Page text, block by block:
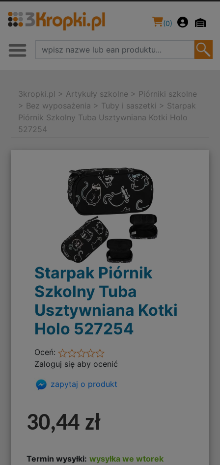
(0)
3kropki.pl > Artykuły szkolne > Piórniki szkolne
> Bez wyposażenia > Tuby i saszetki > Starpak
Piórnik Szkolny Tuba Usztywniana Kotki Holo
527254
Starpak Piórnik
Szkolny Tuba
Usztywniana Kotki
Holo 527254
Oceń:
Zaloguj się aby ocenić
zapytaj o produkt
30,44 zł
Termin wysyłki: wysyłka we wtorek